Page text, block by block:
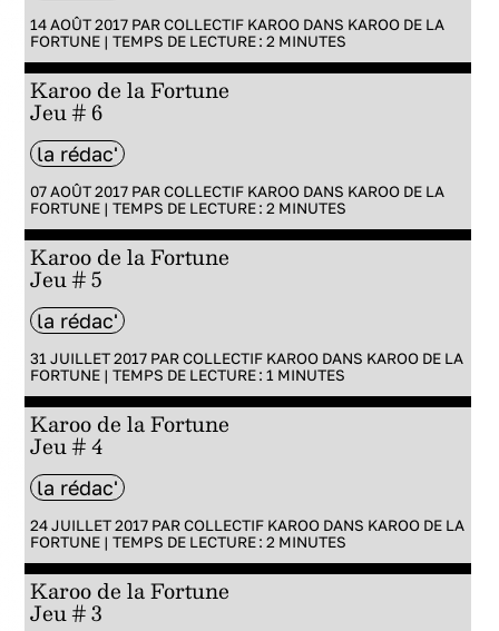
14 AOÛT 2017 PARCOLLECTIF KAROODANS KAROO DE LA
FORTUNE| TEMPS DE LECTURE : 2 MINUTES
Karoo de la Fortune
Jeu # 6
la rédac'
07 AOÛT 2017 PARCOLLECTIF KAROODANS KAROO DE LA
FORTUNE| TEMPS DE LECTURE : 2 MINUTES
Karoo de la Fortune
Jeu # 5
la rédac'
31 JUILLET 2017 PARCOLLECTIF KAROODANS KAROO DE LA
FORTUNE| TEMPS DE LECTURE : 1 MINUTES
Karoo de la Fortune
Jeu # 4
la rédac'
24 JUILLET 2017 PARCOLLECTIF KAROODANS KAROO DE LA
FORTUNE| TEMPS DE LECTURE : 2 MINUTES
Karoo de la Fortune
Jeu # 3